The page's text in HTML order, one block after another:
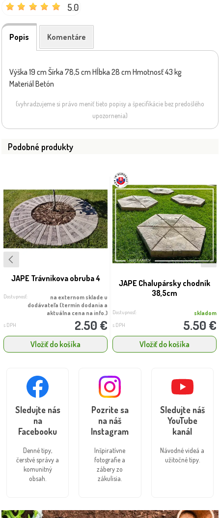
5.0
Popis Komentáre
Výška 19 cm Šírka 78,5 cm Hĺbka 28 cm Hmotnosť 43 kg
Materiál Betón
(vyhradzujeme si právo meniť tieto popisy a špecifikácie bez predošlého
upozornenia)
Podobné produkty
JAPE Trávnikova obruba 4
Dostupnosť:
na externom sklade u
dodávateľa (termín dodania a
aktuálna cena na info.)
s DPH 2.50 €
Vložiť do košíka
JAPE Chalupársky chodník
38,5cm
Dostupnosť: skladom
s DPH 5.50 €
Vložiť do košíka
Sledujte nás
na
Facebooku
Denné tipy,
čerstvé správy a
komunitný
obsah.
Pozrite sa
na náš
Instagram
Inšpiratívne
fotografie a
zábery zo
zákulisia.
Sledujte náš
YouTube
kanál
Návodné videá a
užitočné tipy.